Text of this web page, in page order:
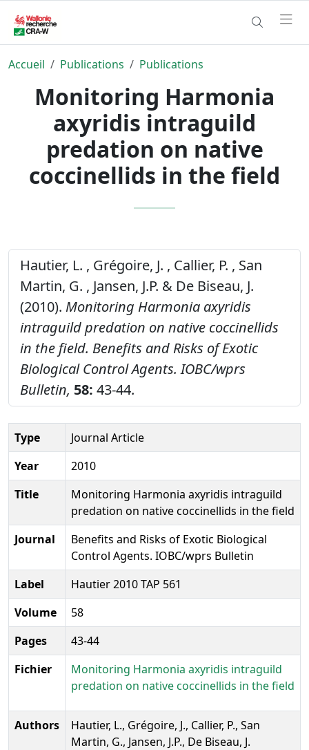
Accueil Publications Publications
Monitoring Harmonia
axyridis intraguild
predation on native
coccinellids in the field
Hautier, L. , Grégoire, J. , Callier, P. , San
Martin, G. , Jansen, J.P. & De Biseau, J.
(2010). Monitoring Harmonia axyridis
intraguild predation on native coccinellids
in the field. Benefits and Risks of Exotic
Biological Control Agents. IOBC/wprs
Bulletin, 58: 43-44.
Type
Journal Article
Year
2010
Title
Monitoring Harmonia axyridis intraguild
predation on native coccinellids in the field
Journal
Benefits and Risks of Exotic Biological
Control Agents. IOBC/wprs Bulletin
Label
Hautier 2010 TAP 561
Volume
58
Pages
43-44
Fichier
Monitoring Harmonia axyridis intraguild
predation on native coccinellids in the field
Authors
Hautier, L., Grégoire, J., Callier, P., San
Martin, G., Jansen, J.P., De Biseau, J.